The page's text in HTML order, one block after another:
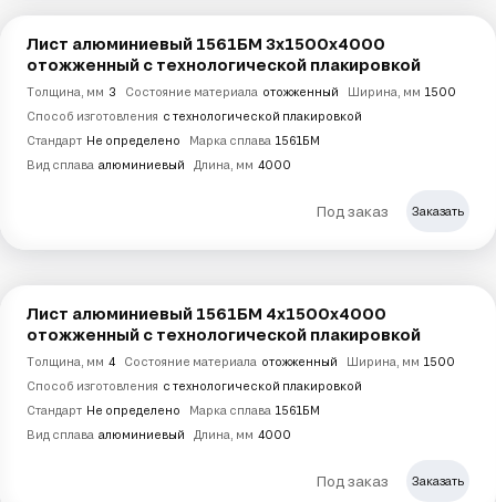
Лист алюминиевый 1561БМ 3х1500х4000
отожженный с технологической плакировкой
Толщина, мм 3 Состояние материала отожженный Ширина, мм 1500
Способ изготовления с технологической плакировкой
Стандарт Не определено Марка сплава 1561БМ
Вид сплава алюминиевый Длина, мм 4000
Под заказ Заказать
Лист алюминиевый 1561БМ 4х1500х4000
отожженный с технологической плакировкой
Толщина, мм 4 Состояние материала отожженный Ширина, мм 1500
Способ изготовления с технологической плакировкой
Стандарт Не определено Марка сплава 1561БМ
Вид сплава алюминиевый Длина, мм 4000
Под заказ Заказать